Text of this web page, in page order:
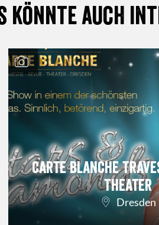
könnte auch
Carte Blanche
Theater
Dresden